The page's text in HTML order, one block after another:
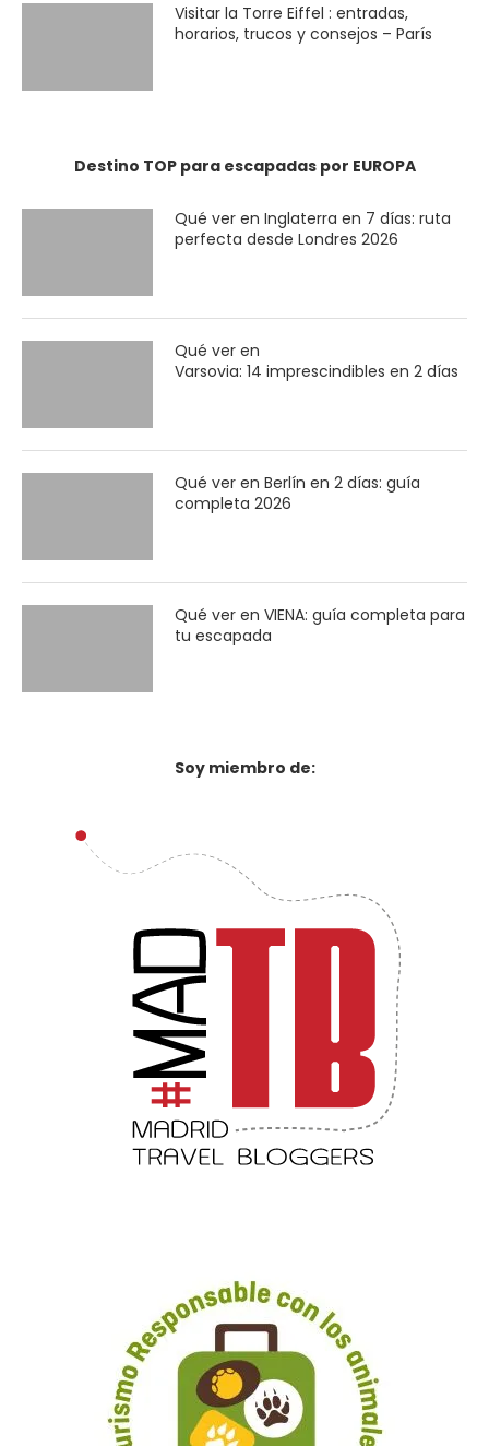
Visitar la Torre Eiffel : entradas,
horarios, trucos y consejos – París
Destino TOP para escapadas por EUROPA
Qué ver en Inglaterra en 7 días: ruta
perfecta desde Londres 2026
Qué ver en
Varsovia: 14 imprescindibles en 2 días
Qué ver en Berlín en 2 días: guía
completa 2026
Qué ver en VIENA: guía completa para
tu escapada
Soy miembro de: